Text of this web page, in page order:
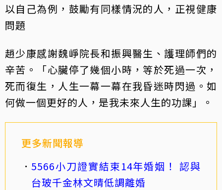
以自己為例，鼓勵有同樣情況的人，正視健康
問題
趙少康感謝魏崢院長和振興醫生、護理師們的
辛苦。「心臟停了幾個小時，等於死過一次，
死而復生，人生一幕一幕在我昏迷時閃過。如
何做一個更好的人，是我未來人生的功課」。
更多新聞報導
5566小刀證實結束14年婚姻！ 認與
台玻千金林文晴低調離婚